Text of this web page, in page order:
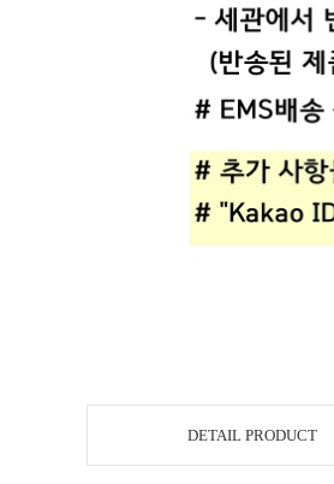
DETAIL PRODUCT